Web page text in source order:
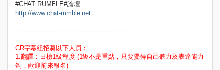
#CHAT RUMBLE#論壇
http://www.chat-rumble.net
-----------------------------------------------------------
CR字幕組招募以下人員：
1.翻譯：日檢1級程度 (1級不是重點，只要覺得自己聽力及表達能力
夠，歡迎前來報名)